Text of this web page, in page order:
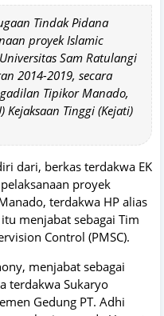
Tindak Pidana
proyek Islamic
Sam Ratulangi
2014-2019, secara
Tipikor Manado,
Kejaksaan Tinggi (Kejati)
dari, berkas terdakwa EK
proyek
terdakwa HP alias
menjabat sebagai Tim
Control (PMSC).
menjabat sebagai
terdakwa Sukaryo
Gedung PT. Adhi